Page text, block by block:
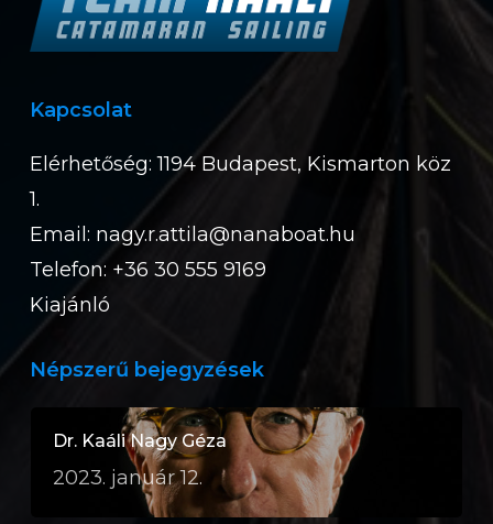
Kapcsolat
Elérhetőség: 1194 Budapest, Kismarton köz
1.
Email: nagy.r.attila@nanaboat.hu
Telefon: +36 30 555 9169
Kiajánló
Népszerű bejegyzések
Dr. Kaáli Nagy Géza
2023. január 12.